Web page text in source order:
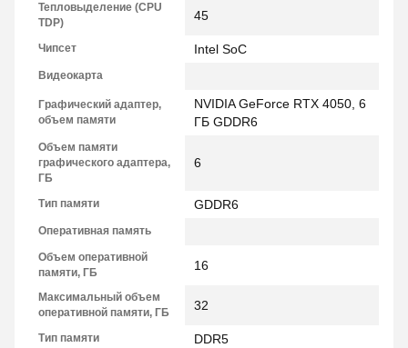
Тепловыделение (CPU
TDP)
45
Чипсет Intel SoC
Видеокарта
Графический адаптер,
объем памяти
NVIDIA GeForce RTX 4050, 6
ГБ GDDR6
Объем памяти
графического адаптера,
ГБ
6
Тип памяти GDDR6
Оперативная память
Объем оперативной
памяти, ГБ
16
Максимальный объем
оперативной памяти, ГБ
32
Тип памяти DDR5